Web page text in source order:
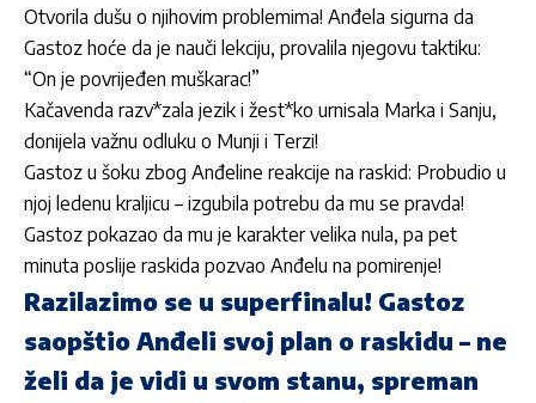
Otvorila dušu o njihovim problemima! Anđela sigurna da
Gastoz hoće da je nauči lekciju, provalila njegovu taktiku:
“On je povrijeđen muškarac!”
Kačavenda razv*zala jezik i žest*ko urnisala Marka i Sanju,
donijela važnu odluku o Munji i Terzi!
Gastoz u šoku zbog Anđeline reakcije na raskid: Probudio u
njoj ledenu kraljicu – izgubila potrebu da mu se pravda!
Gastoz pokazao da mu je karakter velika nula, pa pet
minuta poslije raskida pozvao Anđelu na pomirenje!
Razilazimo se u superfinalu! Gastoz
saopštio Anđeli svoj plan o raskidu – ne
želi da je vidi u svom stanu, spreman